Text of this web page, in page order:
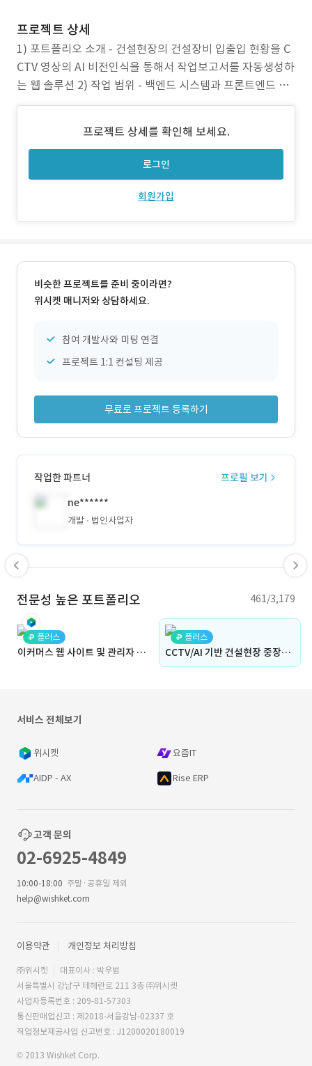
프로젝트 상세
1) 포트폴리오 소개 - 건설현장의 건설장비 입출입 현황을 C
CTV 영상의 AI 비전인식을 통해서 작업보고서를 자동생성하
는 웹 솔루션 2) 작업 범위 - 백엔드 시스템과 프론트엔드 동
시 구현 - 폐쇄망 내부에서 작동하도록 서버설치 3) 주요 업
판독 AI 모듈 개발 - 장비현황 데이터베이스 구축 - 작업계획
프로젝트 상세를 확인해 보세요.
로그인
회원가입
비슷한 프로젝트를 준비 중이라면?
위시켓 매니저와 상담하세요.
참여 개발사와 미팅 연결
프로젝트 1:1 컨설팅 제공
무료로 프로젝트 등록하기
작업한 파트너
프로필 보기
ne******
개발 법인사업자
전문성 높은 포트폴리오 461/3,179
플러스
이커머스 웹 사이트 및 관리자 시스템 | 피우다 (대시보드, 쇼핑몰 , AI, 커머스, ERP, 홈페이지, 개발사, 웹디자인, 앱디자인, 어드민)
플러스
CCTV/AI 기반 건설현장 중장비 입출입 관리 시스템
서비스 전체보기
위시켓 요즘IT
AIDP - AX Rise ERP
고객 문의
02-6925-4849
10:00-18:00 주말·공휴일 제외
help@wishket.com
이용약관 개인정보 처리방침
㈜위시켓
대표이사 : 박우범
서울특별시 강남구 테헤란로 211 3층 ㈜위시켓
사업자등록번호 : 209-81-57303
통신판매업신고 : 제2018-서울강남-02337 호
직업정보제공사업 신고번호 : J1200020180019
© 2013 Wishket Corp.